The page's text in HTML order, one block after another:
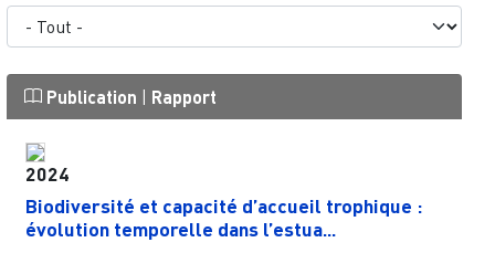
Publication | Rapport
2024
Biodiversité et capacité d’accueil trophique :
évolution temporelle dans l’estua...